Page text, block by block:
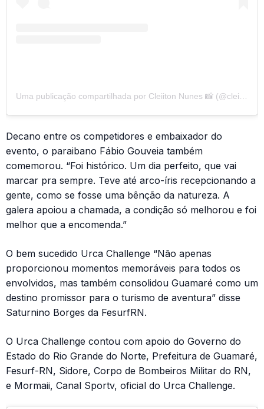
Decano entre os competidores e embaixador do
evento, o paraibano Fábio Gouveia também
comemorou. “Foi histórico. Um dia perfeito, que vai
marcar pra sempre. Teve até arco-íris recepcionando a
gente, como se fosse uma bênção da natureza. A
galera apoiou a chamada, a condição só melhorou e foi
melhor que a encomenda.”
O bem sucedido Urca Challenge “Não apenas
proporcionou momentos memoráveis para todos os
envolvidos, mas também consolidou Guamaré como um
destino promissor para o turismo de aventura” disse
Saturnino Borges da FesurfRN.
O Urca Challenge contou com apoio do Governo do
Estado do Rio Grande do Norte, Prefeitura de Guamaré,
Fesurf-RN, Sidore, Corpo de Bombeiros Militar do RN,
e Mormaii, Canal Sportv, oficial do Urca Challenge.